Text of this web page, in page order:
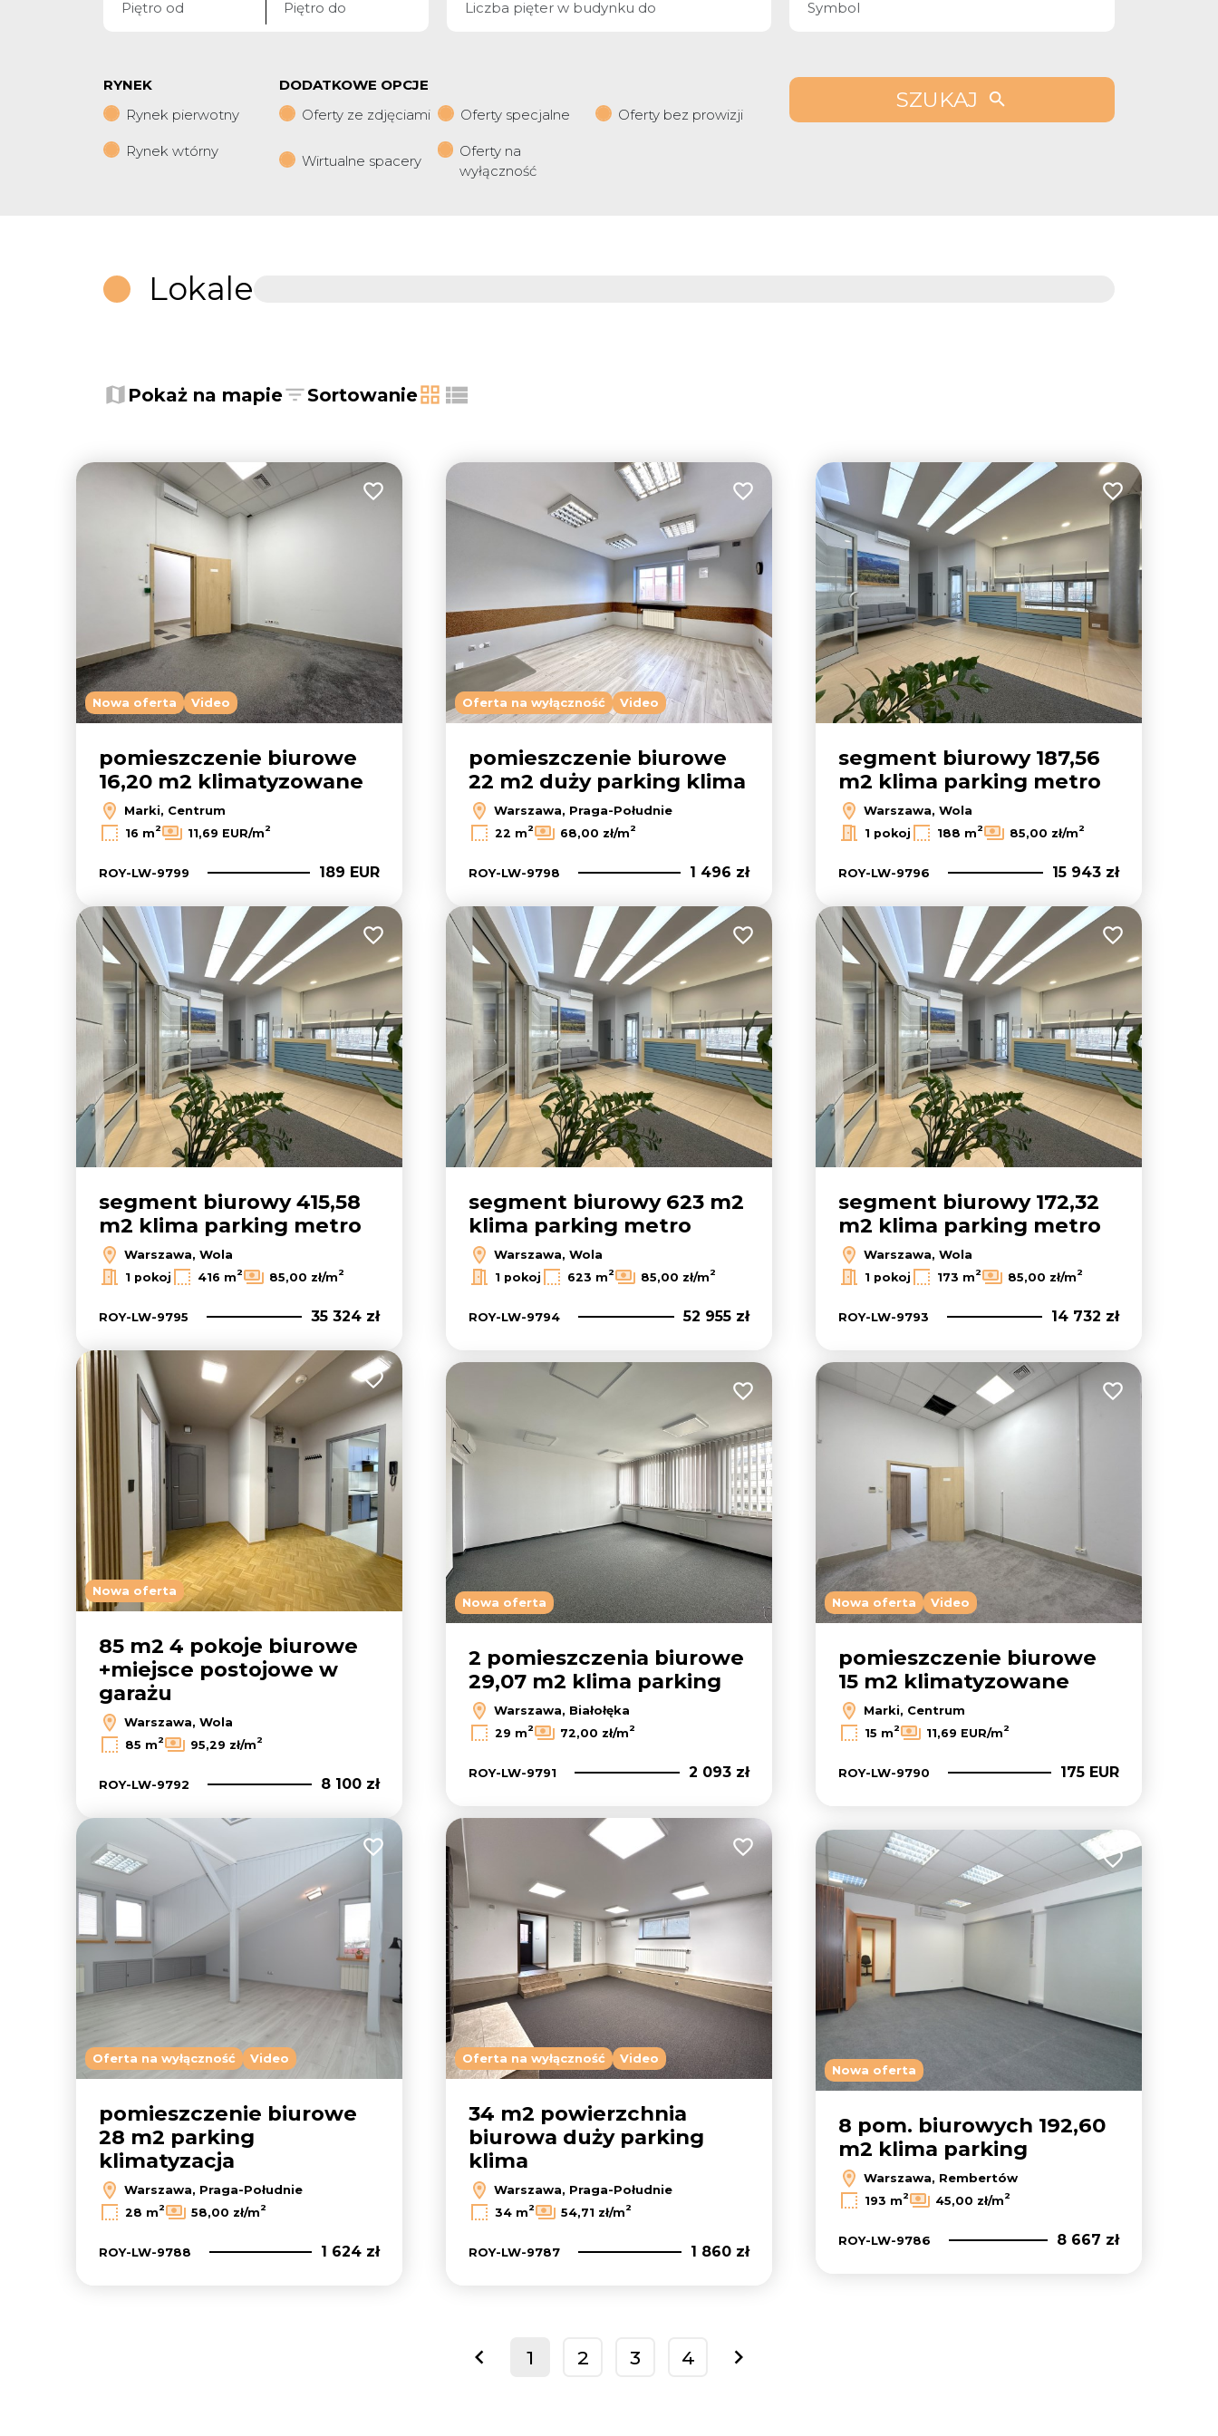
RYNEK
Rynek pierwotny
Rynek wtórny
DODATKOWE OPCJE
Oferty ze zdjęciami
Oferty specjalne Oferty bez prowizji
Wirtualne spacery
Oferty na
wyłączność
SZUKAJ
Lokale
4
−
Leaflet|© OpenMapTiles © OpenStreetMap contributors
Pokaż na mapie Sortowanie
tabela
lista
Nowa oferta Video
Dodaj do ulubionych
pomieszczenie biurowe
16,20 m2 klimatyzowane
Marki, Centrum
16 m2 11,69 EUR/m2
ROY-LW-9799 189 EUR
Oferta na wyłączność Video
Dodaj do ulubionych
pomieszczenie biurowe
22 m2 duży parking klima
Warszawa, Praga-Południe
22 m2 68,00 zł/m2
ROY-LW-9798 1 496 zł
Dodaj do
segment biurowy 187,56
m2 klima parking metro
Warszawa, Wola
1 pokoj 188 m2 85,00 zł/m2
ROY-LW-9796 15 943 zł
Dodaj do ulubionych
segment biurowy 415,58
m2 klima parking metro
Warszawa, Wola
1 pokoj 416 m2 85,00 zł/m2
ROY-LW-9795 35 324 zł
Dodaj do ulubionych
segment biurowy 623 m2
klima parking metro
Warszawa, Wola
1 pokoj 623 m2 85,00 zł/m2
ROY-LW-9794 52 955 zł
Dodaj do
segment biurowy 172,32
m2 klima parking metro
Warszawa, Wola
1 pokoj 173 m2 85,00 zł/m2
ROY-LW-9793 14 732 zł
Nowa oferta
Dodaj do ulubionych
85 m2 4 pokoje biurowe
+miejsce postojowe w
garażu
Warszawa, Wola
85 m2 95,29 zł/m2
ROY-LW-9792 8 100 zł
Nowa oferta
Dodaj do ulubionych
2 pomieszczenia biurowe
29,07 m2 klima parking
Warszawa, Białołęka
29 m2 72,00 zł/m2
ROY-LW-9791 2 093 zł
Nowa oferta Video
Dodaj do
pomieszczenie biurowe
15 m2 klimatyzowane
Marki, Centrum
15 m2 11,69 EUR/m2
ROY-LW-9790 175 EUR
Oferta na wyłączność Video
Dodaj do ulubionych
pomieszczenie biurowe
28 m2 parking
klimatyzacja
Warszawa, Praga-Południe
28 m2 58,00 zł/m2
ROY-LW-9788 1 624 zł
Oferta na wyłączność Video
Dodaj do ulubionych
34 m2 powierzchnia
biurowa duży parking
klima
Warszawa, Praga-Południe
34 m2 54,71 zł/m2
ROY-LW-9787 1 860 zł
Nowa oferta
Dodaj do
8 pom. biurowych 192,60
m2 klima parking
Warszawa, Rembertów
193 m2 45,00 zł/m2
ROY-LW-9786 8 667 zł
prev
1 2 3 4
next